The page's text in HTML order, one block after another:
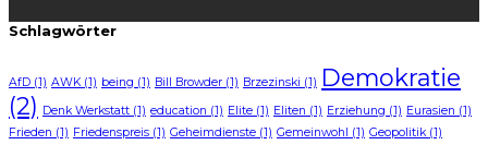
Schlagwörter
AfD (1) AWK(1) being (1) Bill Browder (1) Brzezinski (1) Demokratie
(2)
Denk Werkstatt (1) education (1) Elite (1) Eliten (1) Erziehung (1) Eurasien (1)
Frieden (1) Friedenspreis (1) Geheimdienste (1) Gemeinwohl (1) Geopolitik(1)